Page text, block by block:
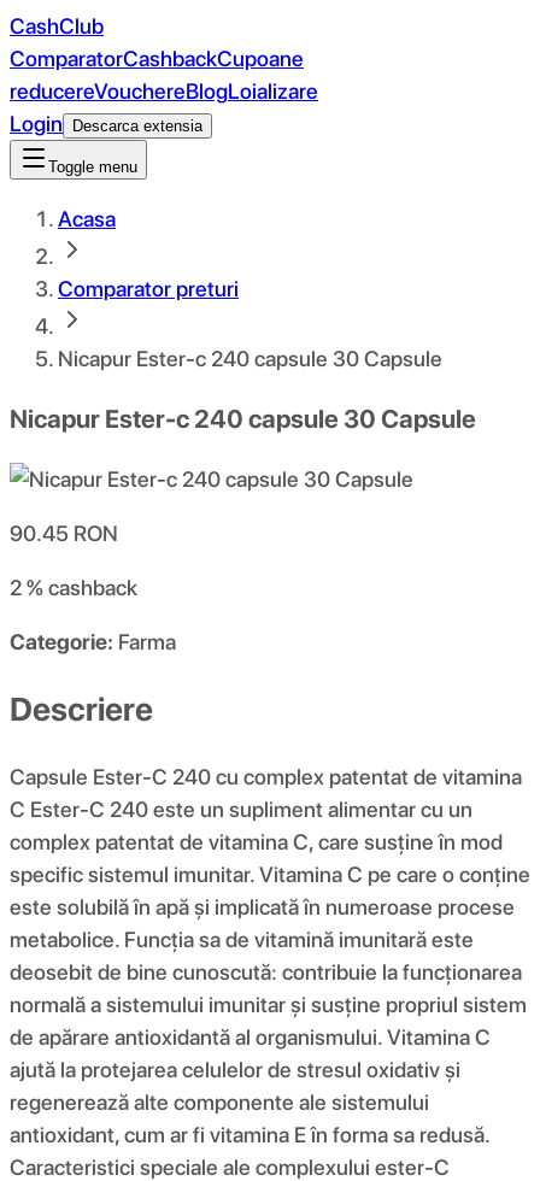
CashClub
ComparatorCashbackCupoane
reducereVouchereBlogLoializare
Login
Descarca extensia
Toggle menu
Acasa
Comparator preturi
Nicapur Ester-c 240 capsule 30 Capsule
Nicapur Ester-c 240 capsule 30 Capsule
90.45 RON
2 %cashback
Categorie: Farma
Descriere
Capsule Ester-C 240 cu complex patentat de vitamina
C Ester-C 240 este un supliment alimentar cu un
complex patentat de vitamina C, care susține în mod
specific sistemul imunitar. Vitamina C pe care o conține
este solubilă în apă și implicată în numeroase procese
metabolice. Funcția sa de vitamină imunitară este
deosebit de bine cunoscută: contribuie la funcționarea
normală a sistemului imunitar și susține propriul sistem
de apărare antioxidantă al organismului. Vitamina C
ajută la protejarea celulelor de stresul oxidativ și
regenerează alte componente ale sistemului
antioxidant, cum ar fi vitamina E în forma sa redusă.
Caracteristici speciale ale complexului ester-C